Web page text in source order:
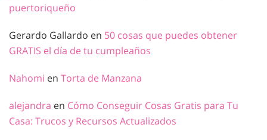
puertoriqueño
Gerardo Gallardo en 50 cosas que puedes obtener
GRATIS el día de tu cumpleaños
Nahomi en Torta de Manzana
alejandra en Cómo Conseguir Cosas Gratis para Tu
Casa: Trucos y Recursos Actualizados